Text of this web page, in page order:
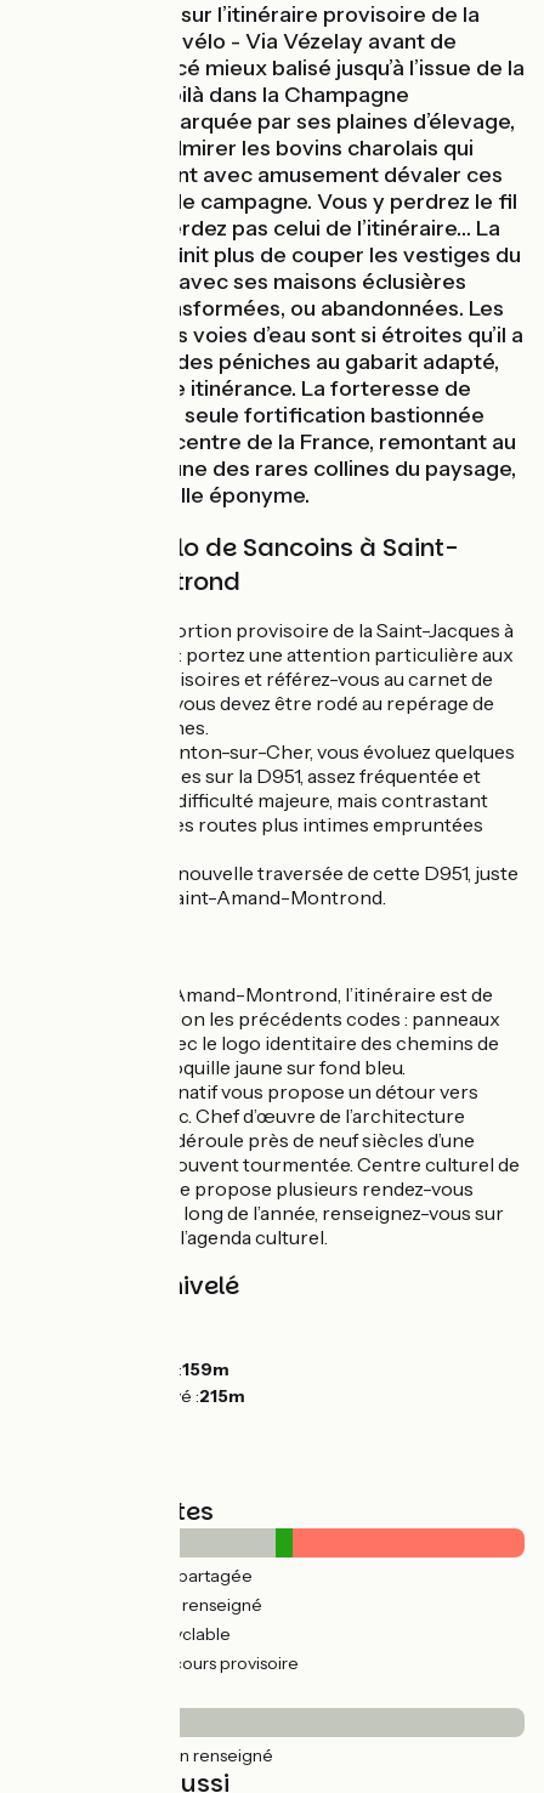
Seconde étape sur l’itinéraire provisoire de la
Saint-Jacques à vélo - Via Vézelay avant de
rejoindre un tracé mieux balisé jusqu’à l’issue de la
Creuse, vous voilà dans la Champagne
Berrichonne ! Marquée par ses plaines d’élevage,
vous pourrez admirer les bovins charolais qui
vous regarderont avec amusement dévaler ces
petites routes de campagne. Vous y perdrez le fil
du temps, ne perdez pas celui de l’itinéraire… La
véloroute n'en finit plus de couper les vestiges du
Canal de Berry, avec ses maisons éclusières
restaurées, transformées, ou abandonnées. Les
écluses, dont les voies d’eau sont si étroites qu’il a
fallu construire des péniches au gabarit adapté,
ponctuent votre itinérance. La forteresse de
Montrond est la seule fortification bastionnée
édifiée dans le centre de la France, remontant au
XIIe siècle. Sur une des rares collines du paysage,
elle domine la ville éponyme.
L’Itinéraire vélo de Sancoins à Saint-
Amand-Montrond
Vous êtes sur la portion provisoire de la Saint-Jacques à
vélo - Via Vézelay : portez une attention particulière aux
lames jaunes provisoires et référez-vous au carnet de
route. À ce stade, vous devez être rodé au repérage de
ces panneaux jaunes.
Juste avant Charenton-sur-Cher, vous évoluez quelques
centaines de mètres sur la D951, assez fréquentée et
roulante. Pas une difficulté majeure, mais contrastant
néanmoins avec les routes plus intimes empruntées
Prudence pour la nouvelle traversée de cette D951, juste
avant d’arriver à Saint-Amand-Montrond.
À partir de Saint-Amand-Montrond, l’itinéraire est de
nouveau balisé selon les précédents codes : panneaux
cyclables verts avec le logo identitaire des chemins de
Compostelle, la coquille jaune sur fond bleu.
Un itinéraire alternatif vous propose un détour vers
l’Abbaye de Noirlac. Chef d’œuvre de l’architecture
cistercienne, elle déroule près de neuf siècles d’une
histoire riche et souvent tourmentée. Centre culturel de
rencontre, l’abbaye propose plusieurs rendez-vous
artistiques tout au long de l’année, renseignez-vous sur
les expositions et l’agenda culturel.
Pentes et dénivelé
Point le plus bas :159m
Point le plus élevé :215m
Types de routes
(11%) Route partagée
(83%) Non renseigné
(6%) Voie cyclable
(85%) Parcours provisoire
(100%) Non renseigné
À découvrir aussi